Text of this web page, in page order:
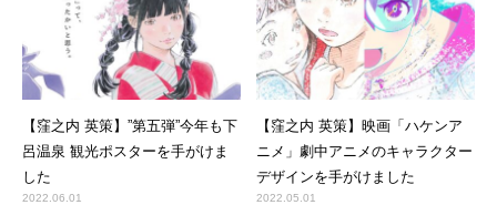
【窪之内 英策】”第五弾”今年も下
呂温泉 観光ポスターを手がけま
した
2022.06.01
【窪之内 英策】映画「ハケンア
ニメ」劇中アニメのキャラクター
デザインを手がけました
2022.05.01